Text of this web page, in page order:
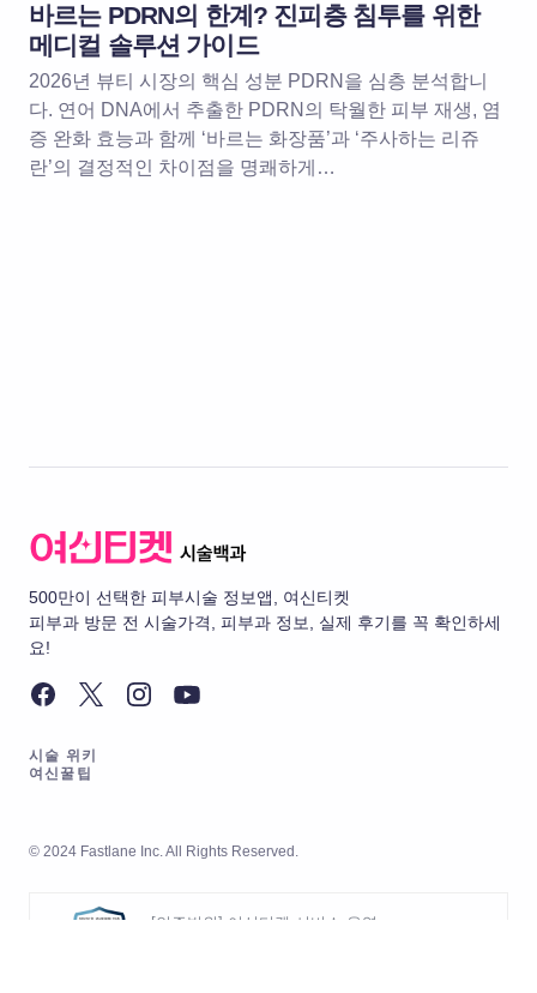
바르는 PDRN의 한계? 진피층 침투를 위한
메디컬 솔루션 가이드
2026년 뷰티 시장의 핵심 성분 PDRN을 심층 분석합니
다. 연어 DNA에서 추출한 PDRN의 탁월한 피부 재생, 염
증 완화 효능과 함께 ‘바르는 화장품’과 ‘주사하는 리쥬
란’의 결정적인 차이점을 명쾌하게…
500만이 선택한 피부시술 정보앱, 여신티켓
피부과 방문 전 시술가격, 피부과 정보, 실제 후기를 꼭 확인하세
요!
시술 위키
여신꿀팁
© 2024 Fastlane Inc. All Rights Reserved.
[인증범위] 여신티켓 서비스 운영